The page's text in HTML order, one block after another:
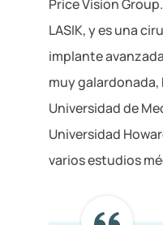
Price Vision
LASIK, y es una
implante
muy
Universidad de
Universidad
varios estudios